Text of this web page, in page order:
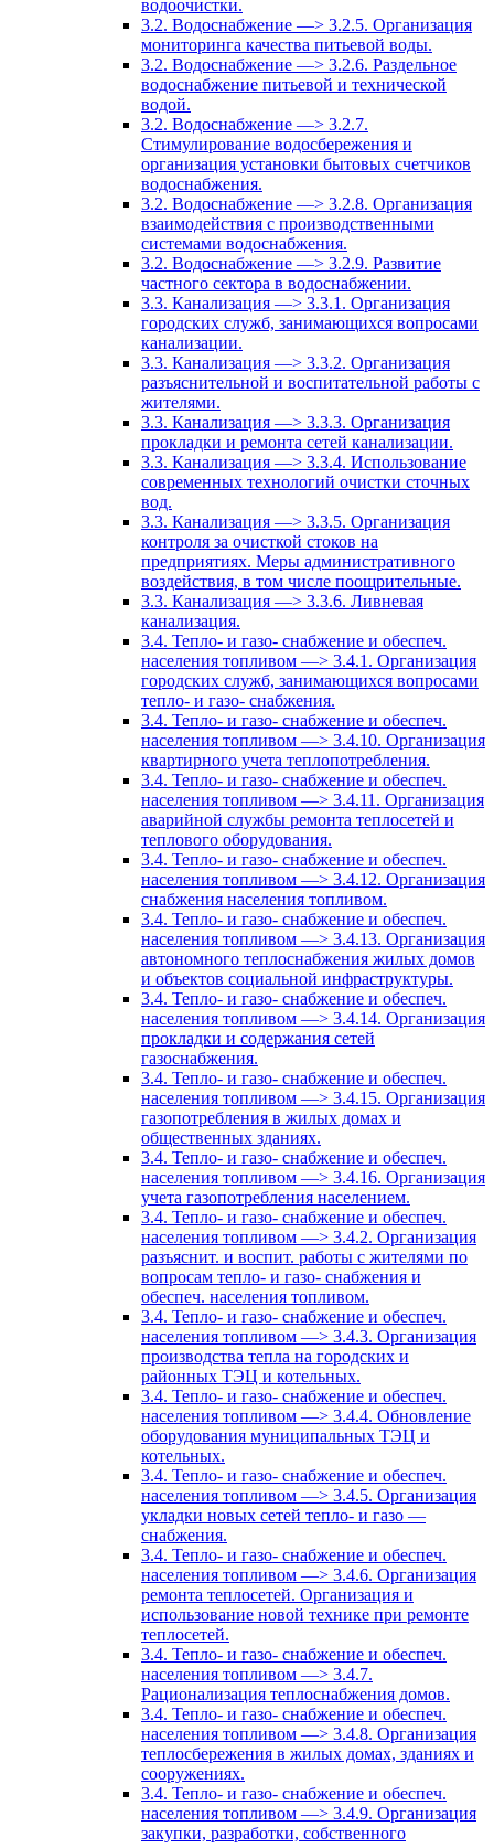
водоочистки.
3.2. Водоснабжение —> 3.2.5. Организация
мониторинга качества питьевой воды.
3.2. Водоснабжение —> 3.2.6. Раздельное
водоснабжение питьевой и технической
водой.
3.2. Водоснабжение —> 3.2.7.
Стимулирование водосбережения и
организация установки бытовых счетчиков
водоснабжения.
3.2. Водоснабжение —> 3.2.8. Организация
взаимодействия с производственными
системами водоснабжения.
3.2. Водоснабжение —> 3.2.9. Развитие
частного сектора в водоснабжении.
3.3. Канализация —> 3.3.1. Организация
городских служб, занимающихся вопросами
канализации.
3.3. Канализация —> 3.3.2. Организация
разъяснительной и воспитательной работы с
жителями.
3.3. Канализация —> 3.3.3. Организация
прокладки и ремонта сетей канализации.
3.3. Канализация —> 3.3.4. Использование
современных технологий очистки сточных
вод.
3.3. Канализация —> 3.3.5. Организация
контроля за очисткой стоков на
предприятиях. Меры административного
воздействия, в том числе поощрительные.
3.3. Канализация —> 3.3.6. Ливневая
канализация.
3.4. Тепло- и газо- снабжение и обеспеч.
населения топливом —> 3.4.1. Организация
городских служб, занимающихся вопросами
тепло- и газо- снабжения.
3.4. Тепло- и газо- снабжение и обеспеч.
населения топливом —> 3.4.10. Организация
квартирного учета теплопотребления.
3.4. Тепло- и газо- снабжение и обеспеч.
населения топливом —> 3.4.11. Организация
аварийной службы ремонта теплосетей и
теплового оборудования.
3.4. Тепло- и газо- снабжение и обеспеч.
населения топливом —> 3.4.12. Организация
снабжения населения топливом.
3.4. Тепло- и газо- снабжение и обеспеч.
населения топливом —> 3.4.13. Организация
автономного теплоснабжения жилых домов
и объектов социальной инфраструктуры.
3.4. Тепло- и газо- снабжение и обеспеч.
населения топливом —> 3.4.14. Организация
прокладки и содержания сетей
газоснабжения.
3.4. Тепло- и газо- снабжение и обеспеч.
населения топливом —> 3.4.15. Организация
газопотребления в жилых домах и
общественных зданиях.
3.4. Тепло- и газо- снабжение и обеспеч.
населения топливом —> 3.4.16. Организация
учета газопотребления населением.
3.4. Тепло- и газо- снабжение и обеспеч.
населения топливом —> 3.4.2. Организация
разъяснит. и воспит. работы с жителями по
вопросам тепло- и газо- снабжения и
обеспеч. населения топливом.
3.4. Тепло- и газо- снабжение и обеспеч.
населения топливом —> 3.4.3. Организация
производства тепла на городских и
районных ТЭЦ и котельных.
3.4. Тепло- и газо- снабжение и обеспеч.
населения топливом —> 3.4.4. Обновление
оборудования муниципальных ТЭЦ и
котельных.
3.4. Тепло- и газо- снабжение и обеспеч.
населения топливом —> 3.4.5. Организация
укладки новых сетей тепло- и газо —
снабжения.
3.4. Тепло- и газо- снабжение и обеспеч.
населения топливом —> 3.4.6. Организация
ремонта теплосетей. Организация и
использование новой технике при ремонте
теплосетей.
3.4. Тепло- и газо- снабжение и обеспеч.
населения топливом —> 3.4.7.
Рационализация теплоснабжения домов.
3.4. Тепло- и газо- снабжение и обеспеч.
населения топливом —> 3.4.8. Организация
теплосбережения в жилых домах, зданиях и
сооружениях.
3.4. Тепло- и газо- снабжение и обеспеч.
населения топливом —> 3.4.9. Организация
закупки, разработки, собственного